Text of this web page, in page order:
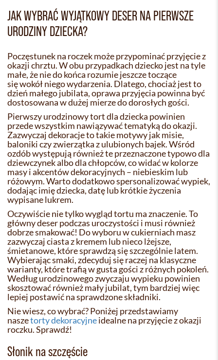
JAK WYBRAĆ WYJĄTKOWY DESER NA PIERWSZE
URODZINY DZIECKA?
Poczęstunek na roczek może przypominać przyjęcie z
okazji chrztu. W obu przypadkach dziecko jest na tyle
małe, że nie do końca rozumie jeszcze toczące
się wokół niego wydarzenia. Dlatego, chociaż jest to
dzień małego jubilata, oprawa przyjęcia powinna być
dostosowana w dużej mierze do dorosłych gości.
Pierwszy urodzinowy tort dla dziecka powinien
przede wszystkim nawiązywać tematyką do okazji.
Zazwyczaj dekoracje to takie motywy jak misie,
baloniki czy zwierzątka z ulubionych bajek. Wśród
ozdób występują również te przeznaczone typowo dla
dziewczynek albo dla chłopców, co widać w kolorze
masy i akcentów dekoracyjnych – niebieskim lub
różowym. Warto dodatkowo spersonalizować wypiek,
dodając imię dziecka, datę lub krótkie życzenia
wypisane lukrem.
Oczywiście nie tylko wygląd tortu ma znaczenie. To
główny deser podczas uroczystości i musi również
dobrze smakować! Do wyboru w cukierniach masz
zazwyczaj ciasta z kremem lub nieco lżejsze,
śmietanowe, które sprawdzą się szczególnie latem.
Wybierając smaki, zdecyduj się raczej na klasyczne
warianty, które trafią w gusta gości z różnych pokoleń.
Według urodzinowego zwyczaju wypieku powinien
skosztować również mały jubilat, tym bardziej więc
lepiej postawić na sprawdzone składniki.
Nie wiesz, co wybrać? Poniżej przedstawiamy
naszetorty dekoracyjneidealne na przyjęcie z okazji
roczku. Sprawdź!
Słonik na szczęście